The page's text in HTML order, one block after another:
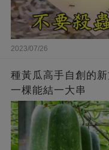
2023/07/26
種黃瓜高手自創的
一棵能結一大串